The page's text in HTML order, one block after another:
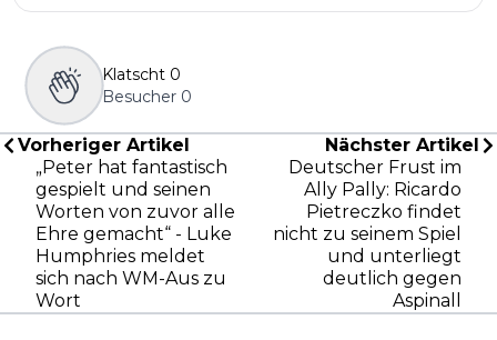
Klatscht 0
Besucher 0
Vorheriger Artikel
„Peter hat fantastisch
gespielt und seinen
Worten von zuvor alle
Ehre gemacht“ - Luke
Humphries meldet
sich nach WM-Aus zu
Wort
Nächster Artikel
Deutscher Frust im
Ally Pally: Ricardo
Pietreczko findet
nicht zu seinem Spiel
und unterliegt
deutlich gegen
Aspinall